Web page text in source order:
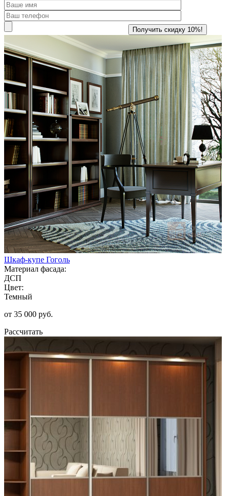
Шкаф-купе Гоголь
Материал фасада:
ДСП
Цвет:
Темный
от 35 000 руб.
Рассчитать